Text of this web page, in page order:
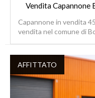
Vendita
Capannone in vendita
vendita nel comune di
AFFITTATO